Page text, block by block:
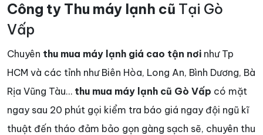
Công ty Thu máy lạnh cũ Tại Gò
Vấp
Chuyên thu mua máy lạnh giá cao tận nơi như Tp
HCM và các tỉnh như Biên Hòa, Long An, Bình Dương, Bà
Rịa Vũng Tàu… thu mua máy lạnh cũ Gò Vấp có mặt
ngay sau 20 phút gọi kiểm tra báo giá ngay đội ngũ kĩ
thuật đến tháo đảm bảo gọn gàng sạch sẽ, chuyên thu